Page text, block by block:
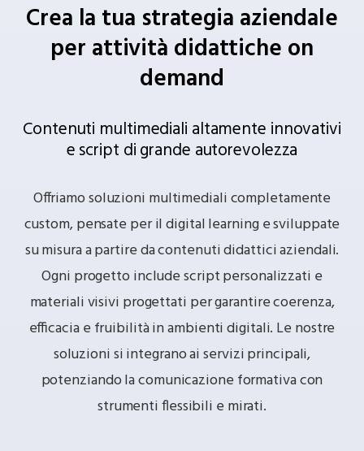
Crea la tua strategia aziendale
per attività didattiche on
demand
Contenuti multimediali altamente innovativi
e script di grande autorevolezza
Offriamo soluzioni multimediali completamente
custom, pensate per il digital learning e sviluppate
su misura a partire da contenuti didattici aziendali.
Ogni progetto include script personalizzati e
materiali visivi progettati per garantire coerenza,
efficacia e fruibilità in ambienti digitali. Le nostre
soluzioni si integrano ai servizi principali,
potenziando la comunicazione formativa con
strumenti flessibili e mirati.